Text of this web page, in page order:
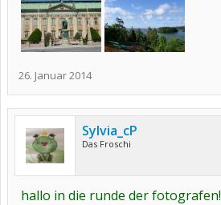
26. Januar 2014
Sylvia_cP
Das Froschi
hallo in die runde der fotografen!